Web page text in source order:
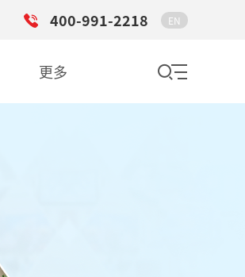
400-991-2218 EN
更多